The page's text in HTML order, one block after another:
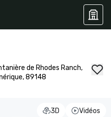
de Rhodes Ranch,
89148
3D Vidéos